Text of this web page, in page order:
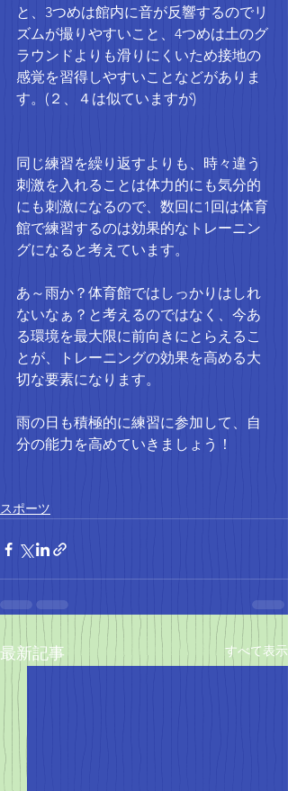
と、3つめは館内に音が反響するのでリ
ズムが撮りやすいこと、4つめは土のグ
ラウンドよりも滑りにくいため接地の
感覚を習得しやすいことなどがありま
す。(２、４は似ていますが)
同じ練習を繰り返すよりも、時々違う
刺激を入れることは体力的にも気分的
にも刺激になるので、数回に1回は体育
館で練習するのは効果的なトレーニン
グになると考えています。
あ～雨か？体育館ではしっかりはしれ
ないなぁ？と考えるのではなく、今あ
る環境を最大限に前向きにとらえるこ
とが、トレーニングの効果を高める大
切な要素になります。
雨の日も積極的に練習に参加して、自
分の能力を高めていきましょう！
スポーツ
最新記事 すべて表示